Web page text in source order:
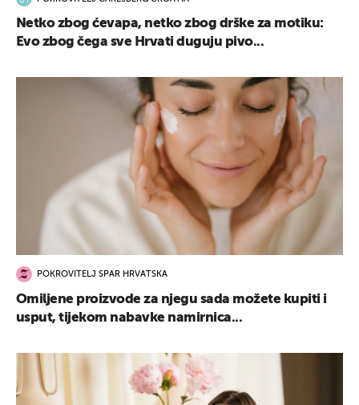
Netko zbog ćevapa, netko zbog drške za motiku:
Evo zbog čega sve Hrvati duguju pivo...
POKROVITELJ SPAR HRVATSKA
Omiljene proizvode za njegu sada možete kupiti i
usput, tijekom nabavke namirnica...